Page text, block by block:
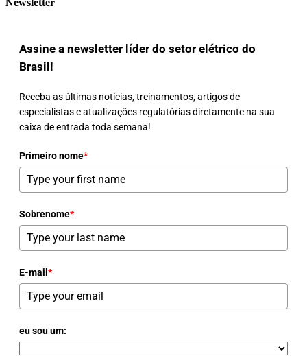
Assine a newsletter líder do setor elétrico do
Brasil!
Receba as últimas notícias, treinamentos, artigos de
especialistas e atualizações regulatórias diretamente na sua
caixa de entrada toda semana!
Primeiro nome*
Sobrenome*
E-mail *
eu sou um: